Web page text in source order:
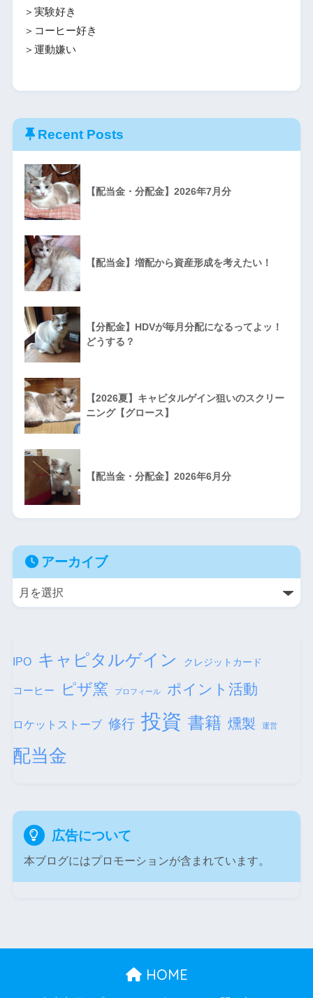
＞実験好き
＞コーヒー好き
＞運動嫌い
Recent Posts
【配当金・分配金】2026年7月分
【配当金】増配から資産形成を考えたい！
【分配金】HDVが毎月分配になるってよッ！
どうする？
【2026夏】キャピタルゲイン狙いのスクリー
ニング【グロース】
【配当金・分配金】2026年6月分
アーカイブ
IPO キャピタルゲイン クレジットカード
コーヒー ピザ窯 プロフィール ポイント活動
ロケットストーブ 修行 投資 書籍 燻製 運営
配当金
広告について
本ブログにはプロモーションが含まれています。
HOME